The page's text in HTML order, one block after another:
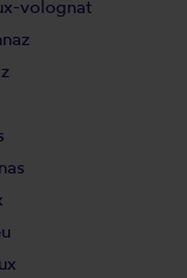
volognat